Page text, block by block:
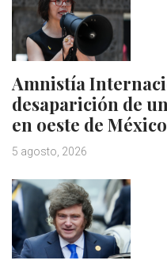
Amnistía
desaparición de
en oeste de México
5 agosto, 2026